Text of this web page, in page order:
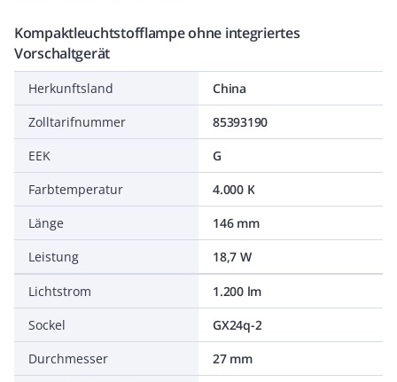
Kompaktleuchtstofflampe ohne integriertes
Vorschaltgerät
Herkunftsland
China
Zolltarifnummer
85393190
EEK
G
Farbtemperatur
4.000 K
Länge
146 mm
Leistung
18,7 W
Lichtstrom
1.200 lm
Sockel
GX24q-2
Durchmesser
27 mm